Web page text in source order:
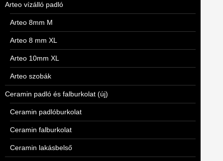
Arteo vízálló padló
Arteo 8mm M
Arteo 8 mm XL
Arteo 10mm XL
Arteo szobák
Ceramin padló és falburkolat (új)
Ceramin padlóburkolat
Ceramin falburkolat
Ceramin lakásbelső